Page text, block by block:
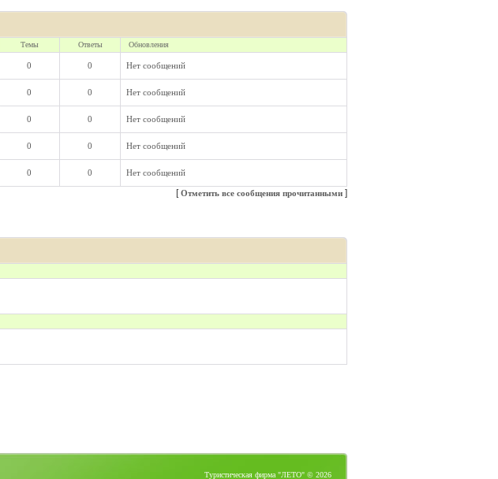
Темы Ответы Обновления
0 0 Нет сообщений
0 0 Нет сообщений
0 0 Нет сообщений
0 0 Нет сообщений
0 0 Нет сообщений
[Отметить все сообщения прочитанными ]
Туристическая фирма "ЛЕТО" © 2026